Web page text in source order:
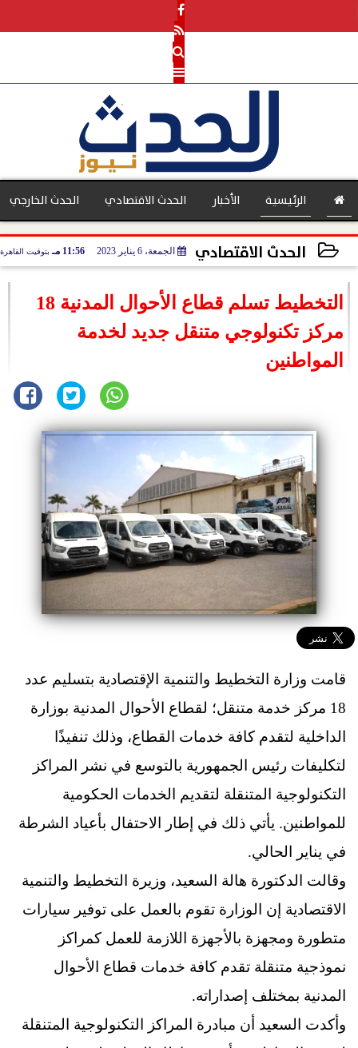
الرئيسية الأخبار الحدث الاقتصادي
بنوك
الحدث الخارجي
الحدث الاقتصادي الجمعة، 6 يناير 2023 11:56 مـ بتوقيت القاهرة
التخطيط تسلم قطاع الأحوال المدنية 18
مركز تكنولوجي متنقل جديد لخدمة
المواطنين
قامت وزارة التخطيط والتنمية الإقتصادية بتسليم عدد
18 مركز خدمة متنقل؛ لقطاع الأحوال المدنية بوزارة
الداخلية لتقدم كافة خدمات القطاع، وذلك تنفيذًا
لتكليفات رئيس الجمهورية بالتوسع في نشر المراكز
التكنولوجية المتنقلة لتقديم الخدمات الحكومية
للمواطنين. يأتي ذلك في إطار الاحتفال بأعياد الشرطة
في يناير الحالي.
وقالت الدكتورة هالة السعيد، وزيرة التخطيط والتنمية
الاقتصادية إن الوزارة تقوم بالعمل على توفير سيارات
متطورة ومجهزة بالأجهزة اللازمة للعمل كمراكز
نموذجية متنقلة تقدم كافة خدمات قطاع الأحوال
المدنية بمختلف إصداراته.
وأكدت السعيد أن مبادرة المراكز التكنولوجية المتنقلة